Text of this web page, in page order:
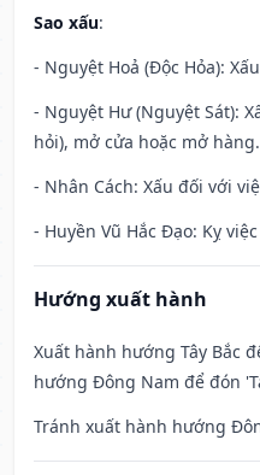
Sao xấu:
- Nguyệt Hoả (Độc Hỏa):
- Nguyệt Hư (Nguyệt Sát):
hỏi), mở cửa hoặc mở hàng.
- Nhân Cách: Xấu đối với
- Huyền Vũ Hắc Đạo: Kỵ
Hướng xuất hành
Xuất hành hướng Tây Bắc
hướng Đông Nam để đón
Tránh xuất hành hướng